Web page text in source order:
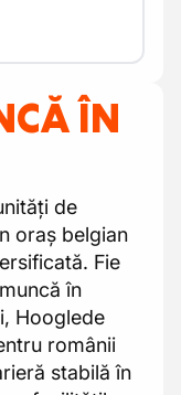
ÎN
de
oraș belgian
Fie
în
Hooglede
românii
stabilă în